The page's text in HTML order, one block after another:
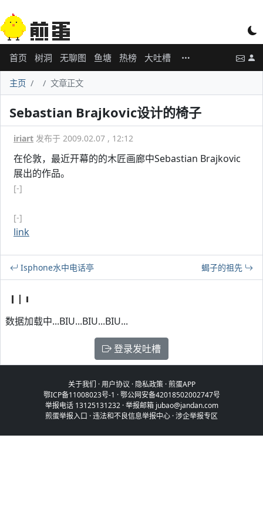
首页 树洞 无聊图 鱼塘 热榜 大吐槽
主页 文章正文
Sebastian Brajkovic设计的椅子
iriart 发布于 2009.02.07 , 12:12
在伦敦，最近开幕的的木匠画廊中Sebastian Brajkovic
展出的作品。
[-]
[-]
link
Isphone水中电话亭 蝎子的祖先
数据加载中...BIU...BIU...BIU...
登录发吐槽
关于我们 ·用户协议 · 隐私政策·煎蛋APP
鄂ICP备11008023号-1 ·鄂公网安备42018502002747号
举报电话 13125131232 · 举报邮箱 jubao@jandan.com
煎蛋举报入口 ·违法和不良信息举报中心 ·涉企举报专区